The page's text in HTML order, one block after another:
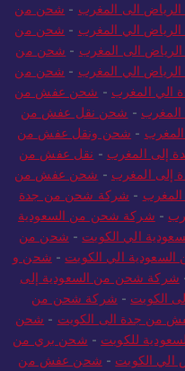
الى المغرب - شحن من
الي المغرب - شحن من
الى المغرب - شحن من
الي المغرب - شحن من
المغرب - شحن عفش من
- شحن نقل عفش من
- شحن ونقل عفش من
إلى المغرب - نقل عفش من
المغرب - شحن عفش من
- شركة شحن من جدة
- شركة شحن من السعودية
الي الكويت - شحن من
الي الكويت - شحن و
شركة شحن من السعودية إلى
الكويت - شركة شحن من
من جدة الى الكويت - شحن
للكويت - شحن بري من
الكويت - شحن عفش من